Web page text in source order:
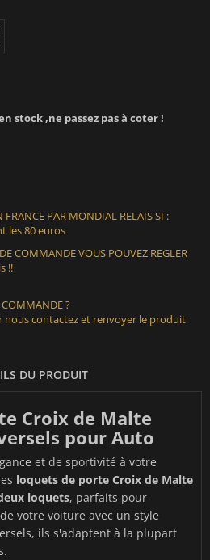
stock ,ne passez pas à coter !
FRANCE PAR MONDIAL RELAIS SI :
les 80 euros
COMMANDE VOUS POUVEZ REGLER
!!
COMMANDE ?
nous contactez et renvoyer le produit
DU PRODUIT
Croix de Malte
pour Auto
et de sportivité à votre
loquets de porte Croix de Malte
loquets, parfaits pour
votre voiture avec un style
ils s'adaptent à la plupart